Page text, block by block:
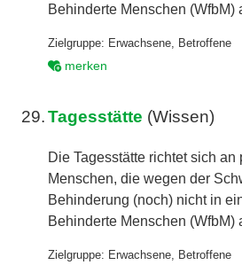
Behinderte Menschen
Zielgruppe: Erwachsene Betroffene
merken
29. Tagesstätte (Wissen)
Die Tagesstätte richtet sich
Menschen, die wegen der
Behinderung (noch) nicht in
Behinderte Menschen
Zielgruppe: Erwachsene, Betroffene